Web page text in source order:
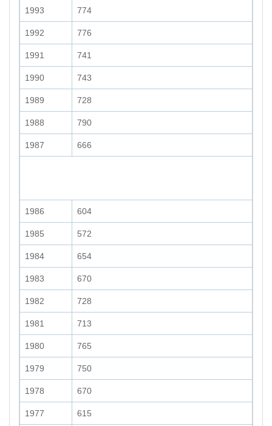
1993 774
1992 776
1991 741
1990 743
1989 728
1988 790
1987 666
1986 604
1985 572
1984 654
1983 670
1982 728
1981 713
1980 765
1979 750
1978 670
1977 615